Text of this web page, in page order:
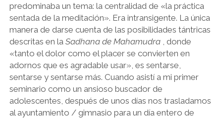
predominaba un tema: la centralidad de «la práctica
sentada de la meditación». Era intransigente. La única
manera de darse cuenta de las posibilidades tántricas
descritas en la Sadhana de Mahamudra, donde
«tanto el dolor como el placer se convierten en
adornos que es agradable usar», es sentarse,
sentarse y sentarse más. Cuando asistí a mi primer
seminario como un ansioso buscador de
adolescentes, después de unos días nos trasladamos
al ayuntamiento / gimnasio para un día entero de